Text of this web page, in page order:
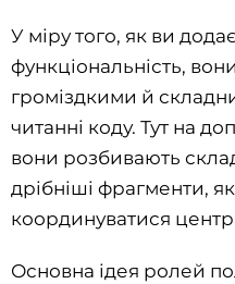
У міру того, як ви
функціональність,
громіздкими й
читанні коду. Тут на
вони розбивають
дрібніші фрагменти,
координуватися
Основна ідея ролей